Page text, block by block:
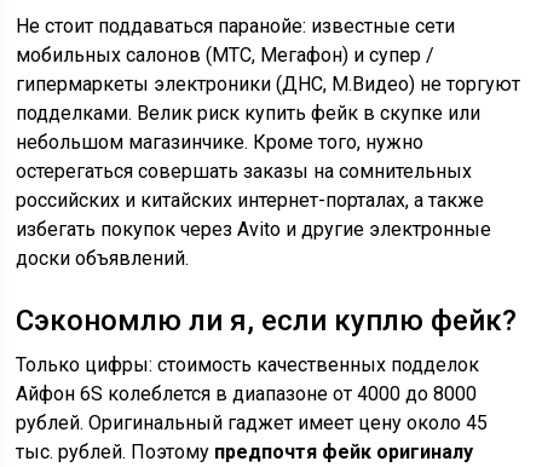
Не стоит поддаваться паранойе: известные сети
мобильных салонов (МТС, Мегафон) и супер /
гипермаркеты электроники (ДНС, М.Видео) не торгуют
подделками. Велик риск купить фейк в скупке или
небольшом магазинчике. Кроме того, нужно
остерегаться совершать заказы на сомнительных
российских и китайских интернет-порталах, а также
избегать покупок через Avito и другие электронные
доски объявлений.
Сэкономлю ли я, если куплю фейк?
Только цифры: стоимость качественных подделок
Айфон 6S колеблется в диапазоне от 4000 до 8000
рублей. Оригинальный гаджет имеет цену около 45
тыс. рублей. Поэтому предпочтя фейк оригиналу